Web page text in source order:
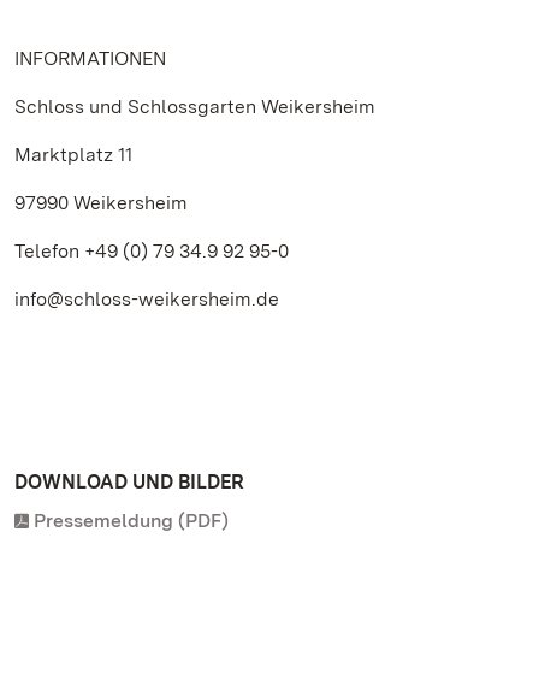
INFORMATIONEN
Schloss und Schlossgarten Weikersheim
Marktplatz 11
97990 Weikersheim
Telefon +49 (0) 79 34.9 92 95-0
info@schloss-weikersheim.de
DOWNLOAD UND BILDER
Pressemeldung (PDF)